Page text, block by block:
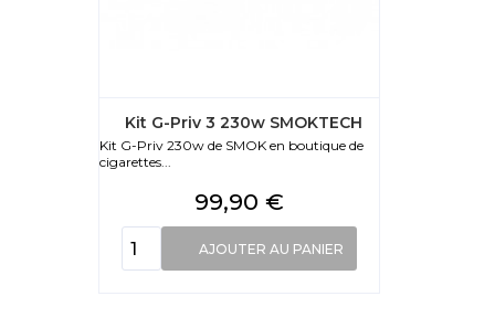
Kit G-Priv 3 230w SMOKTECH
Kit G-Priv 230w de SMOK en boutique de
cigarettes...
Prix
99,90 €
AJOUTER AU PANIER